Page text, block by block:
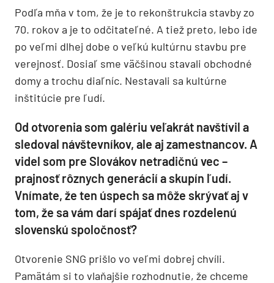
Podľa mňa v tom, že je to rekonštrukcia stavby zo
70. rokov a je to odčitateľné. A tiež preto, lebo ide
po veľmi dlhej dobe o veľkú kultúrnu stavbu pre
verejnosť. Dosiaľ sme väčšinou stavali obchodné
domy a trochu diaľníc. Nestavali sa kultúrne
inštitúcie pre ľudí.
Od otvorenia som galériu veľakrát navštívil a
sledoval návštevníkov, ale aj zamestnancov. A
videl som pre Slovákov netradičnú vec –
prajnosť rôznych generácií a skupín ľudí.
Vnímate, že ten úspech sa môže skrývať aj v
tom, že sa vám darí spájať dnes rozdelenú
slovenskú spoločnosť?
Otvorenie SNG prišlo vo veľmi dobrej chvíli.
Pamätám si to vlaňajšie rozhodnutie, že chceme